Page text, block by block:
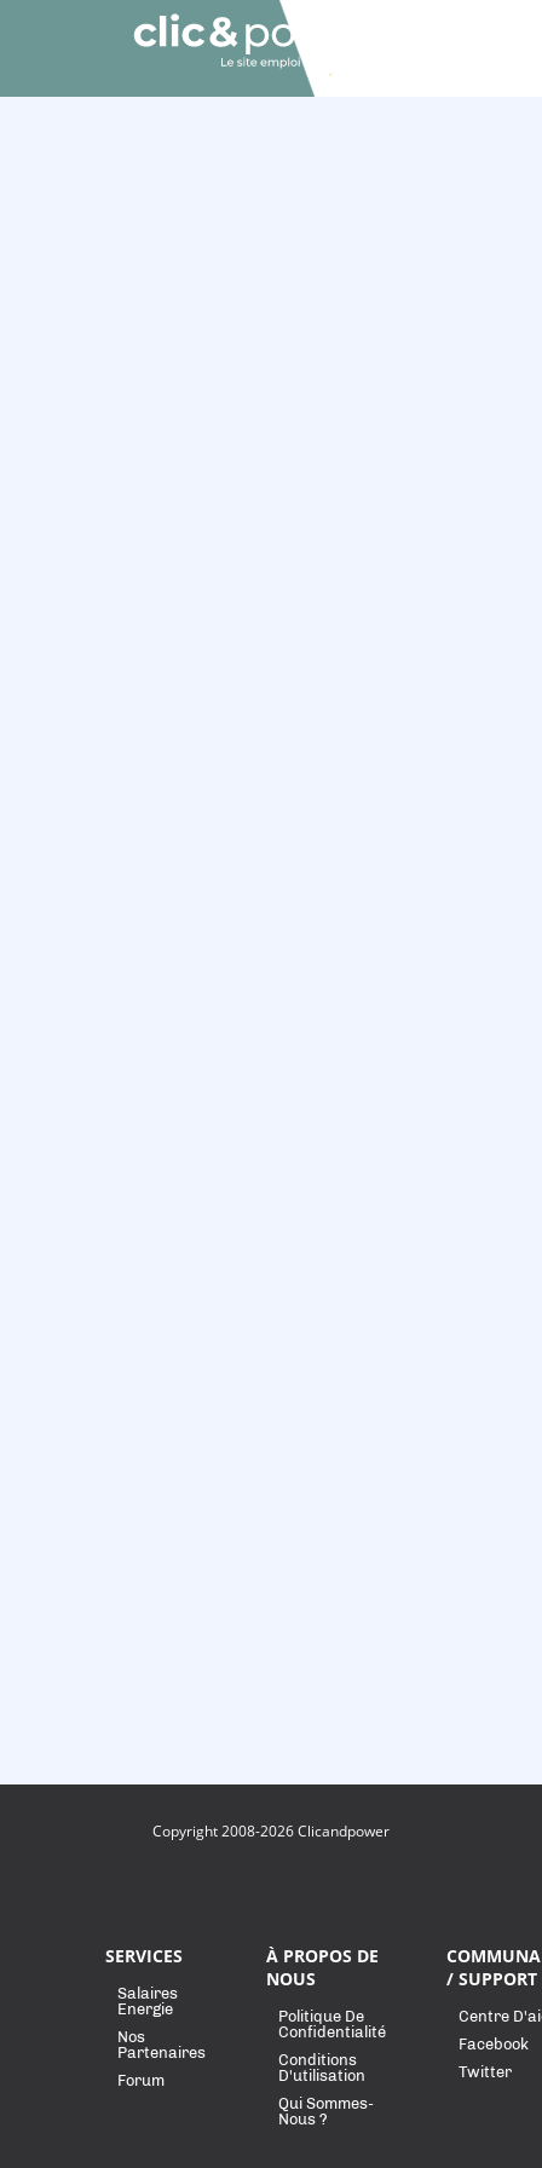
Copyright 2008-2026 Clicandpower
SERVICES
Salaires
Energie
Nos
Partenaires
Forum
À PROPOS DE
NOUS
Politique De
Confidentialité
Conditions
D'utilisation
Qui Sommes-
Nous ?
/ SUPPORT
Centre
Facebook
Twitter